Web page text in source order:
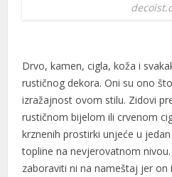
Drvo, kamen, cigla, koža i
rustičnog dekora. Oni su ono
izražajnost ovom stilu. Zidovi
rustičnom bijelom ili crvenom
krznenih prostirki unjeće u
topline na nevjerovatnom
zaboraviti ni na nameštaj jer on